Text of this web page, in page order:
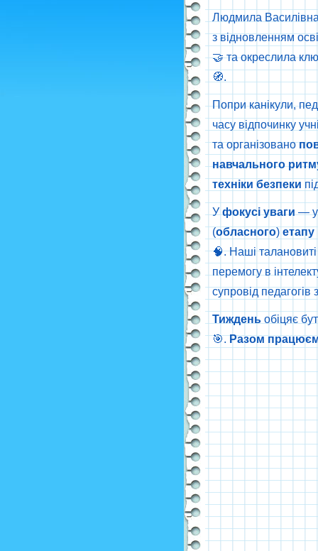
Людмила Василівна
з відновленням
🤝 та окреслила
🧭.
Попри канікули,
часу відпочинку
та організовано
навчального
техніки безпеки
Уфокусі уваги—
(обласного) етапу
🧠. Наші
перемогу в
супровід
Тиждень обіцяє
🎯.Разом